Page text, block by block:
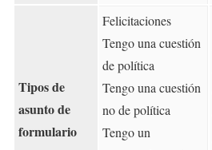
Tipos de
asunto de
formulario
Felicitaciones
Tengo una cuestión
de política
Tengo una cuestión
no de política
Tengo un